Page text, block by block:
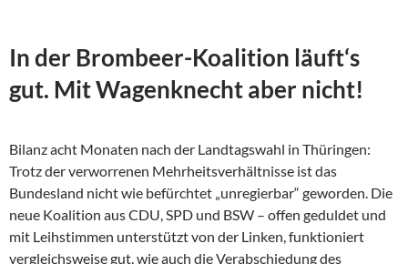
In der Brombeer-Koalition läuft‘s
gut. Mit Wagenknecht aber nicht!
Bilanz acht Monaten nach der Landtagswahl in Thüringen:
Trotz der verworrenen Mehrheitsverhältnisse ist das
Bundesland nicht wie befürchtet „unregierbar“ geworden. Die
neue Koalition aus CDU, SPD und BSW – offen geduldet und
mit Leihstimmen unterstützt von der Linken, funktioniert
vergleichsweise gut, wie auch die Verabschiedung des